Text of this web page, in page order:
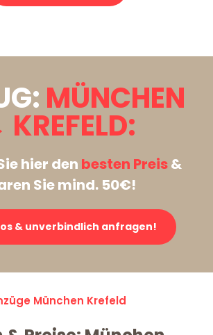
MÜNCHEN
hier den besten Preis&
Sie mind. 50€!
& unverbindlich anfragen!
München Krefeld